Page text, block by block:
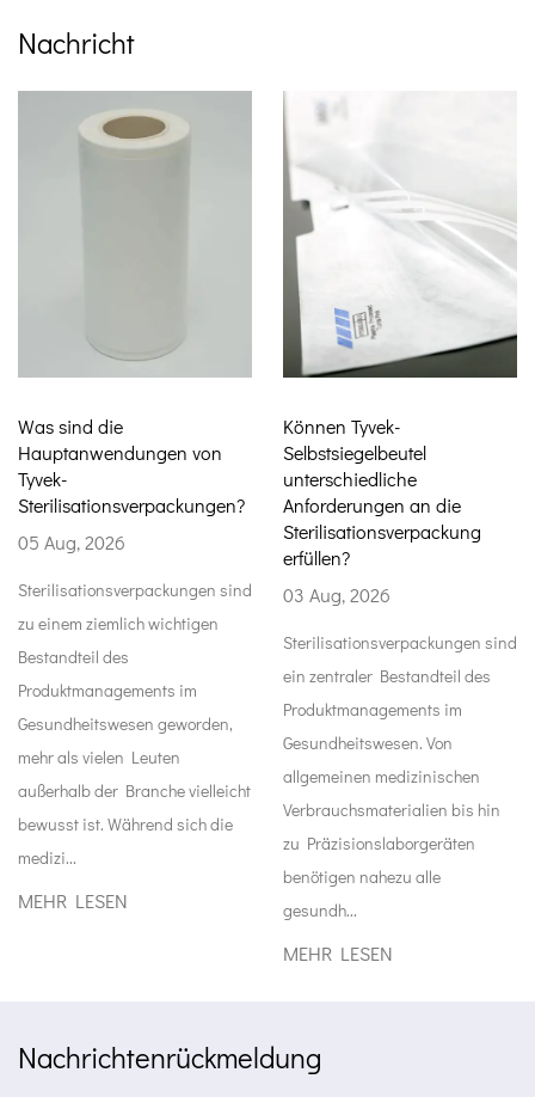
Nachricht
von
sind
im
vielleicht
sich die
Selbstsiegelbeutel
Anforderungen an die
Sterilisationsverpackung
03 Aug, 2026
Sterilisationsverpackungen sind
ein zentraler Bestandteil des
Produktmanagements im
Gesundheitswesen. Von
allgemeinen medizinischen
Verbrauchsmaterialien bis hin
zu Präzisionslaborgeräten
gesundh...
Wie Tyvek-
den Schutz
Produkte
29 Jul, 2026
medizinische
während des
der Fabrik bis zur
durch das
Patienten...
MEHR LESEN
Nachrichtenrückmeldung